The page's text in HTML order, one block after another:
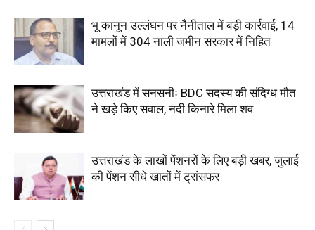
भू कानून उल्लंघन पर नैनीताल में बड़ी कार्रवाई, 14
मामलों में 304 नाली जमीन सरकार में निहित
उत्तराखंड में सनसनीः BDC सदस्य की संदिग्ध मौत
ने खड़े किए सवाल, नदी किनारे मिला शव
उत्तराखंड के लाखों पेंशनरों के लिए बड़ी खबर, जुलाई
की पेंशन सीधे खातों में ट्रांसफर